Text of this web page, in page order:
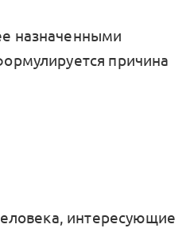
назначенными
причина
интересующие